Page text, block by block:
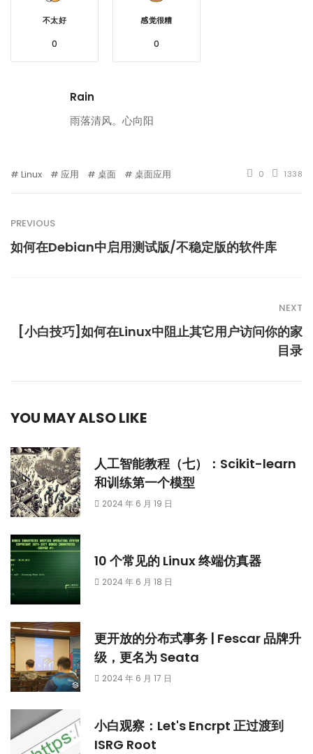
不太好
0
感觉很糟
0
Rain
雨落清风。心向阳
Linux 应用 桌面 桌面应用 0 1338
PREVIOUS
如何在Debian中启用测试版/不稳定版的软件库
NEXT
[小白技巧]如何在Linux中阻止其它用户访问你的家
目录
YOU MAY ALSO LIKE
人工智能教程（七）：Scikit-learn
和训练第一个模型
2024 年 6 月 19 日
10 个常见的 Linux 终端仿真器
2024 年 6 月 18 日
更开放的分布式事务 | Fescar 品牌升
级，更名为 Seata
2024 年 6 月 17 日
小白观察：Let's Encrpt 正过渡到
ISRG Root